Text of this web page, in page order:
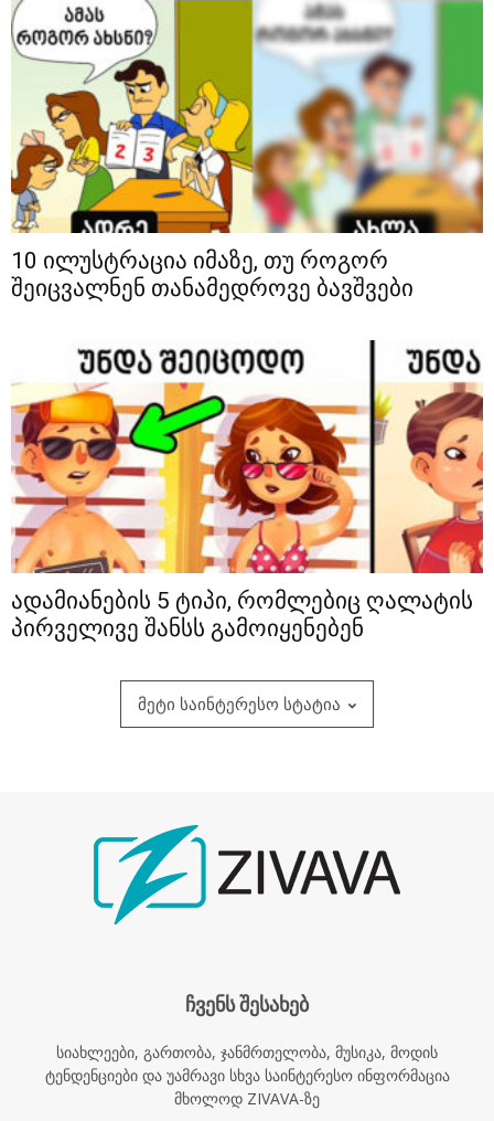
10 ილუსტრაცია იმაზე, თუ როგორ
შეიცვალნენ თანამედროვე ბავშვები
ადამიანების 5 ტიპი, რომლებიც ღალატის
პირველივე შანსს გამოიყენებენ
მეტი საინტერესო სტატია
ჩვენს შესახებ
სიახლეები, გართობა, ჯანმრთელობა, მუსიკა, მოდის
ტენდენციები და უამრავი სხვა საინტერესო ინფორმაცია
მხოლოდ ZIVAVA-ზე